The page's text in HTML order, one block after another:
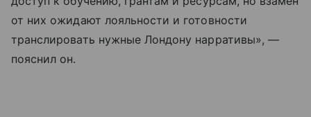
от них ожидают лояльности и готовности
транслировать нужные Лондону нарративы», —
пояснил он.